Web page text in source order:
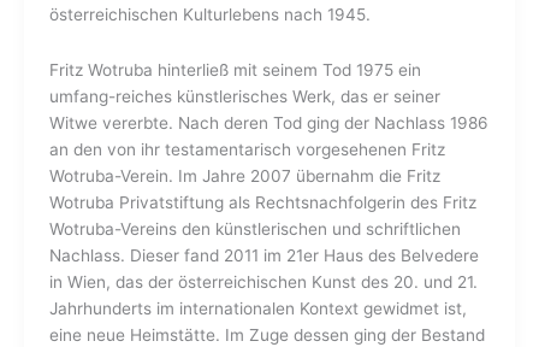
österreichischen Kulturlebens nach 1945.
Fritz Wotruba hinterließ mit seinem Tod 1975 ein
umfang-reiches künstlerisches Werk, das er seiner
Witwe vererbte. Nach deren Tod ging der Nachlass 1986
an den von ihr testamentarisch vorgesehenen Fritz
Wotruba-Verein. Im Jahre 2007 übernahm die Fritz
Wotruba Privatstiftung als Rechtsnachfolgerin des Fritz
Wotruba-Vereins den künstlerischen und schriftlichen
Nachlass. Dieser fand 2011 im 21er Haus des Belvedere
in Wien, das der österreichischen Kunst des 20. und 21.
Jahrhunderts im internationalen Kontext gewidmet ist,
eine neue Heimstätte. Im Zuge dessen ging der Bestand